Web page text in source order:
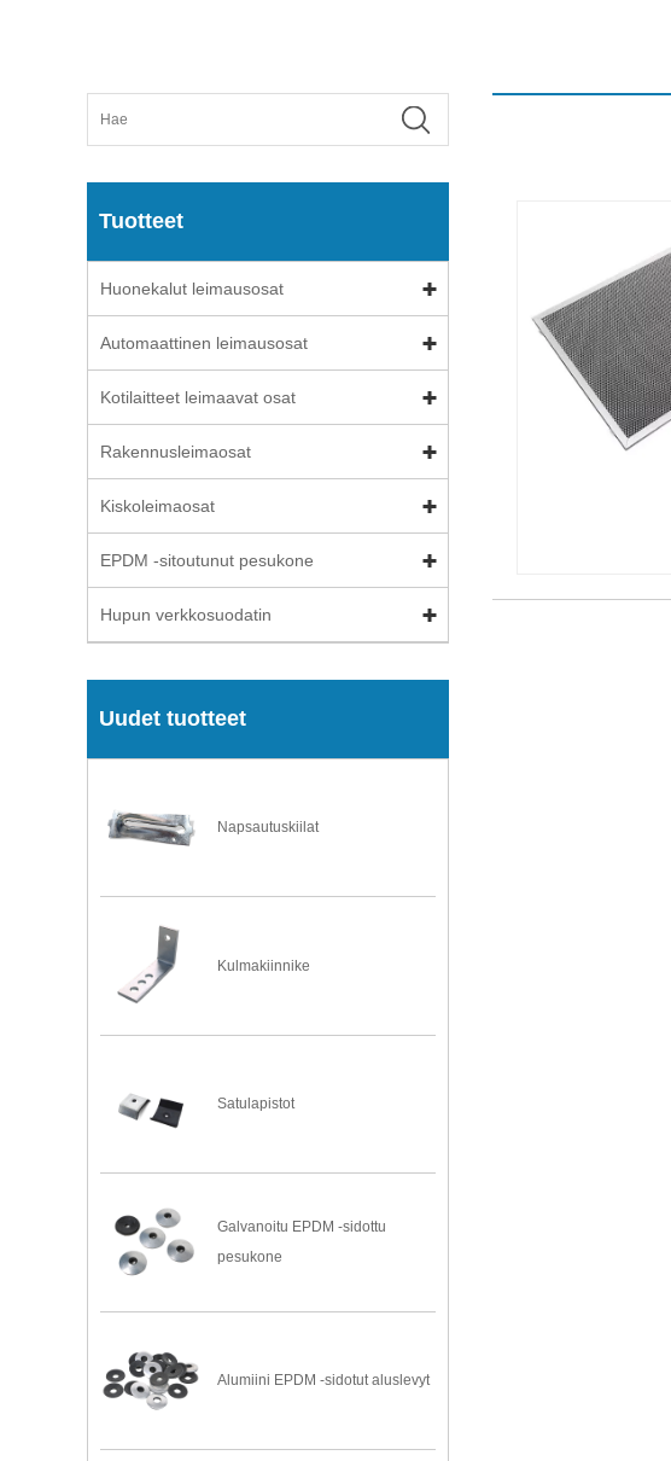
Tuotteet
Huonekalut leimausosat
Automaattinen leimausosat
Kotilaitteet leimaavat osat
Rakennusleimaosat
Kiskoleimaosat
EPDM -sitoutunut pesukone
Hupun verkkosuodatin
Uudet tuotteet
Napsautuskiilat
Kulmakiinnike
Satulapistot
Galvanoitu EPDM -sidottu
pesukone
Alumiini EPDM -sidotut aluslevyt